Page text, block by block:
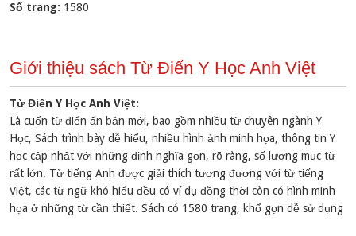
Số trang: 1580
Giới thiệu sách Từ Điển Y Học Anh Việt
Từ Điển Y Học Anh Việt:
Là cuốn từ điển ấn bản mới, bao gồm nhiều từ chuyên ngành Y
Học, Sách trình bày dễ hiểu, nhiều hình ảnh minh họa, thông tin Y
học cập nhật với những định nghĩa gọn, rõ ràng, số lượng mục từ
rất lớn. Từ tiếng Anh được giải thích tương đương với từ tiếng
Việt, các từ ngữ khó hiểu đều có ví dụ đồng thời còn có hình minh
họa ở những từ cần thiết. Sách có 1580 trang, khổ gọn dễ sử dụng